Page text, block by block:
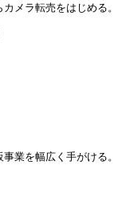
メラ転売をはじめる。
業を幅広く手がける。